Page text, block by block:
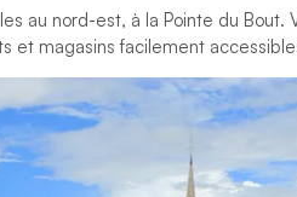
au nord-est, à la Pointe du Bout.
et magasins facilement